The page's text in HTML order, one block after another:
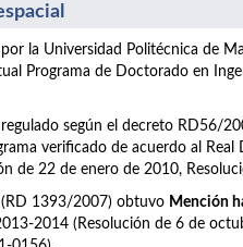
por la Universidad Politécnica de
de Doctorado en
regulado según el decreto RD56/
verificado de acuerdo al
de 22 de enero de 2010,
(RD 1393/2007) obtuvo Mención
2014 (Resolución de 6 de